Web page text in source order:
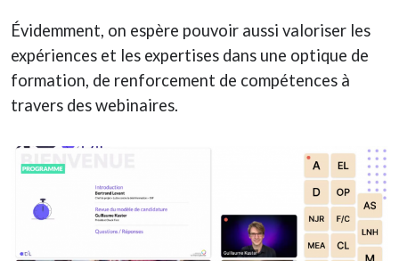
Évidemment, on espère pouvoir aussi valoriser les
expériences et les expertises dans une optique de
formation, de renforcement de compétences à
travers des webinaires.